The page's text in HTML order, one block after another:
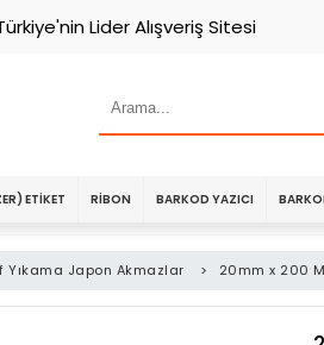
Lider Alışveriş Sitesi
ETIKET RIBON BARKOD YAZICI
Yıkama Japon Akmazlar > 20mm x 200